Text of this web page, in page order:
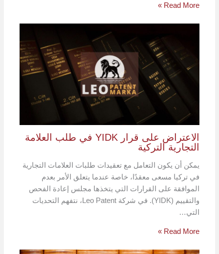
Read More »
الاعتراض على قرار YIDK في طلب العلامة
التجارية التركية
يمكن أن يكون التعامل مع تعقيدات طلبات العلامات التجارية
في تركيا مسعى معقدًا، خاصة عندما يتعلق الأمر بعدم
الموافقة على القرارات التي يتخذها مجلس إعادة الفحص
والتقييم (YIDK). في شركة Leo Patent، نتفهم التحديات
التي…
Read More »